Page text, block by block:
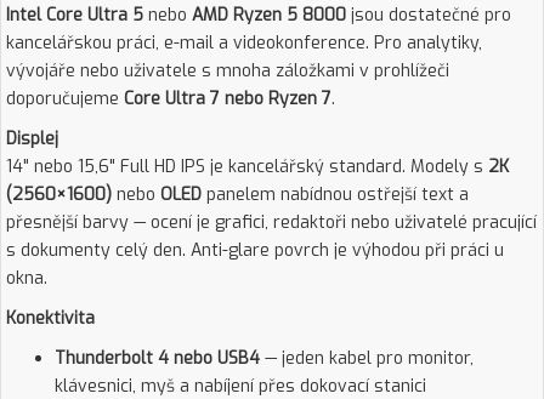
Intel Core Ultra 5 nebo AMD Ryzen 5 8000 jsou dostatečné pro
kancelářskou práci, e-mail a videokonference. Pro analytiky,
vývojáře nebo uživatele s mnoha záložkami v prohlížeči
doporučujeme Core Ultra 7 nebo Ryzen 7.
Displej
14" nebo 15,6" Full HD IPS je kancelářský standard. Modely s 2K
(2560×1600) nebo OLED panelem nabídnou ostřejší text a
přesnější barvy — ocení je grafici, redaktoři nebo uživatelé pracující
s dokumenty celý den. Anti-glare povrch je výhodou při práci u
okna.
Konektivita
Thunderbolt 4 nebo USB4 — jeden kabel pro monitor,
klávesnici, myš a nabíjení přes dokovací stanici